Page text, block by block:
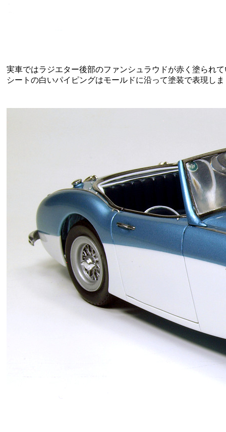
実車ではラジエター後部のファンシュラウドが赤く塗られ
シートの白いパイピングはモールドに沿って塗装で表現し